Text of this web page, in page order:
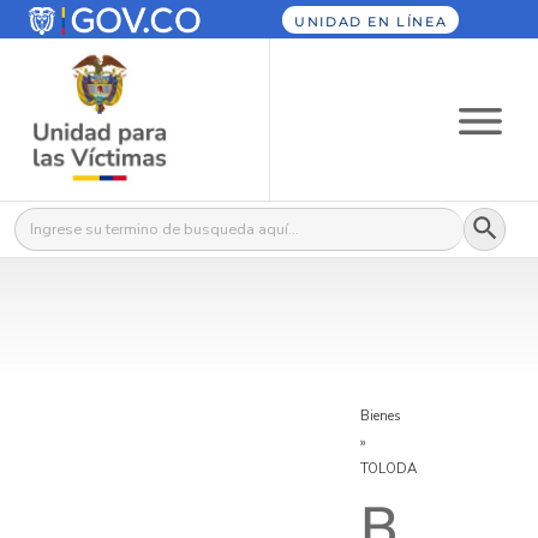
UNIDAD EN LÍNEA
Buscar: Botón
Bienes
»
TOLODA